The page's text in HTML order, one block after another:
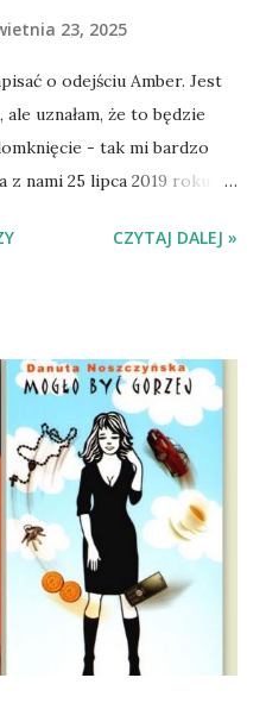
23, 2025
o odejściu Amber. Jest
uznałam, że to będzie
- tak mi bardzo
nami 25 lipca 2019 roku.
wizytę zapoznawczą, a kilka
i TUTAJ . Gdy już
z psem, a Amber - z
na wspólny jesienny
jednak się stało psica miała
że wyjazd odwołaliśmy,
zaczęliśmy oswajać z nami i
chorobą psa. Udało
i wówczas
już na 100%.
CZYTAJ DALEJ »